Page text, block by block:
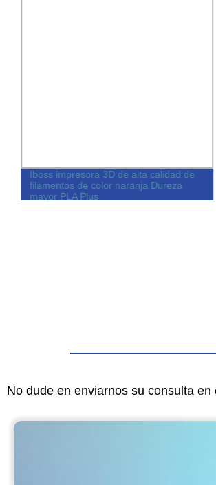
Iboss impresora 3D de alta calidad de
filamentos de color naranja Dureza
mayor PLA Plus
No dude en enviarnos su consulta